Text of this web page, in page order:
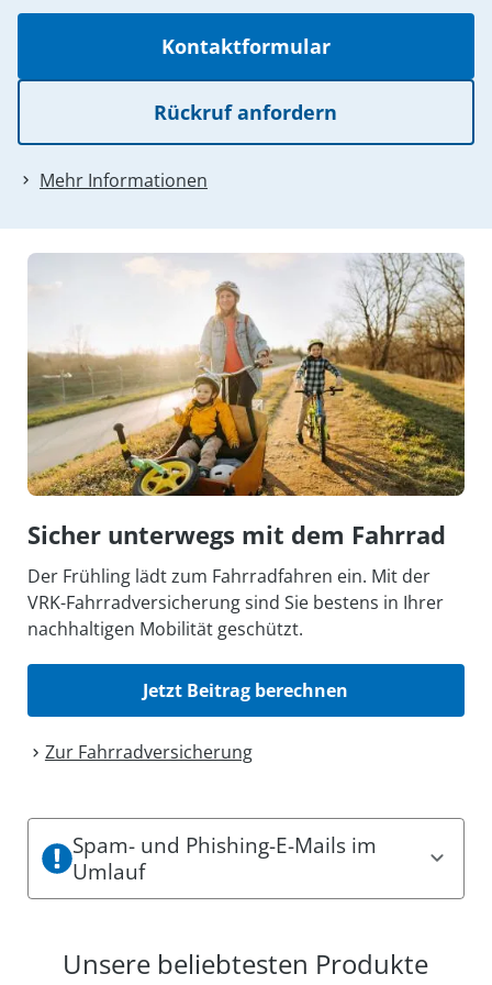
Kontaktformular
Rückruf anfordern
Mehr Informationen
Sicher unterwegs mit dem Fahrrad
Der Frühling lädt zum Fahrradfahren ein. Mit der
VRK-Fahrradversicherung sind Sie bestens in Ihrer
nachhaltigen Mobilität geschützt.
Jetzt Beitrag berechnen
Zur Fahrrad­versicherung
Spam- und Phishing-E-Mails im
Umlauf
erwecken, offizielle Mitteilungen des VRK zu sein.
Unsere beliebtesten Produkte